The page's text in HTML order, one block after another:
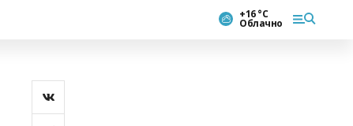
+16 °С
Облачно